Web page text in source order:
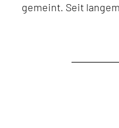
gemeint. Seit